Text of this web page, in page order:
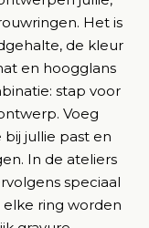
Het is
de kleur
en hoogglans
stap voor
Voeg
jullie past en
In de ateliers
speciaal
ring worden